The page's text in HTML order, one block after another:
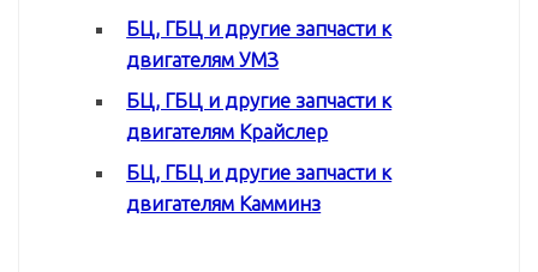
БЦ, ГБЦ и другие запчасти к
двигателям УМЗ
БЦ, ГБЦ и другие запчасти к
двигателям Крайслер
БЦ, ГБЦ и другие запчасти к
двигателям Камминз